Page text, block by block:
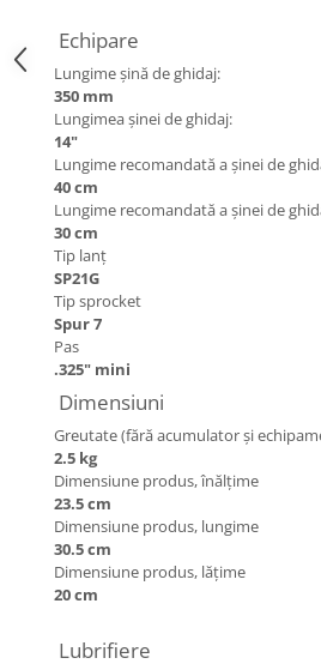
Arc demaror
Buson rezervor
Capac ambreiaj
Capac cilindru
Carburatoare
Carcasa ambreiaj
Carcasa demaror
Carter/Sasiu
Curele
Garnituri carburator
Gheara doborare
Intrerupator
Maner frana
Melc ulei
Pistoane
Echipare
Lungime şină de ghidaj:
350 mm
Lungimea şinei de ghidaj:
14"
Lungime recomandată a şinei de
40 cm
Lungime recomandată a şinei de
30 cm
Tip lanţ
SP21G
Tip sprocket
Spur 7
Pas
.325" mini
Dimensiuni
Greutate (fără acumulator și
2.5 kg
Dimensiune produs, înălţime
23.5 cm
Dimensiune produs, lungime
30.5 cm
Dimensiune produs, lăţime
20 cm
Lubrifiere